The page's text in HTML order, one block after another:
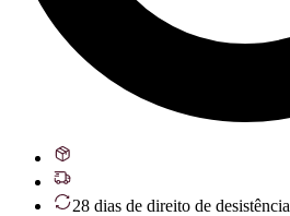
28 dias de direito de desistência